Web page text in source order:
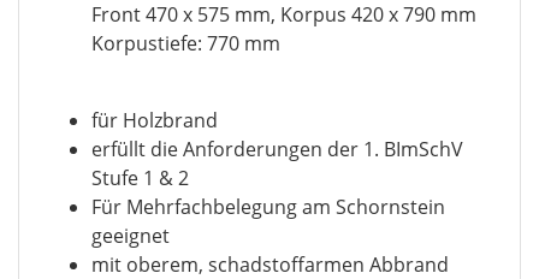
Front 470 x 575 mm, Korpus 420 x 790 mm
Korpustiefe: 770 mm
für Holzbrand
erfüllt die Anforderungen der 1. BImSchV
Stufe 1 & 2
Für Mehrfachbelegung am Schornstein
geeignet
mit oberem, schadstoffarmen Abbrand